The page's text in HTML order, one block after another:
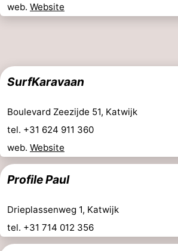
web. Website
SurfKaravaan
Boulevard Zeezijde 51, Katwijk
tel. +31 624 911 360
web. Website
Profile Paul
Drieplassenweg 1, Katwijk
tel. +31 714 012 356